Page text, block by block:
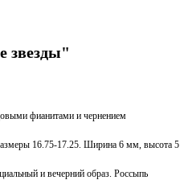
звезды"
фианитами и чернением
16.75-17.25. Ширина 6 мм, высота 5
и вечерний образ. Россыпь